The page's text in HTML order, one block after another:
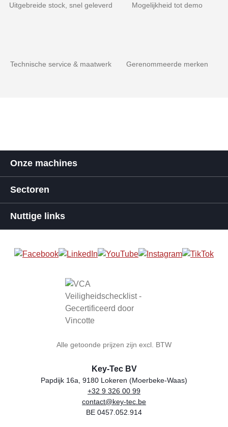
Uitgebreide stock, snel geleverd Mogelijkheid tot demo
Technische service & maatwerk Gerenommeerde merken
Onze machines
Sectoren
Nuttige links
Alle getoonde prijzen zijn excl. BTW
Winkelnaam
Key-Tec BV
Adres
Papdijk 16a, 9180 Lokeren (Moerbeke-Waas)
Telefoon
+32 9 326 00 99
E-mail
contact@key-tec.be
BTW-nummer
BE 0457.052.914